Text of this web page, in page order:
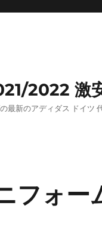
2022 激
最新のアディダス ドイ
フォー